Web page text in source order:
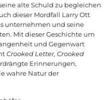
alte Schuld zu begleichen
dieser Mordfall Larry Ott
unternehmen und seine
Mit dieser Geschichte um
und Gegenwart
Crooked Letter, Crooked
Erinnerungen,
wahre Natur der